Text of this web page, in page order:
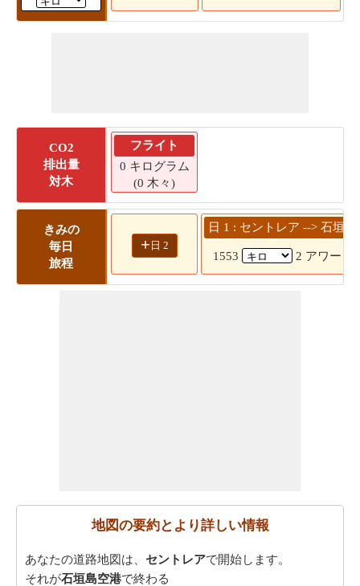
CO2
排出量
対木
フライト
0 キログラム
(0 木々)
きみの
毎日
旅程
+ 日 2
日 1 : セントレア --> 石垣島
1553 2 アワー 25
地図の要約とより詳しい情報
あなたの道路地図は、 セントレアで開始します。
それが石垣島空港で終わる